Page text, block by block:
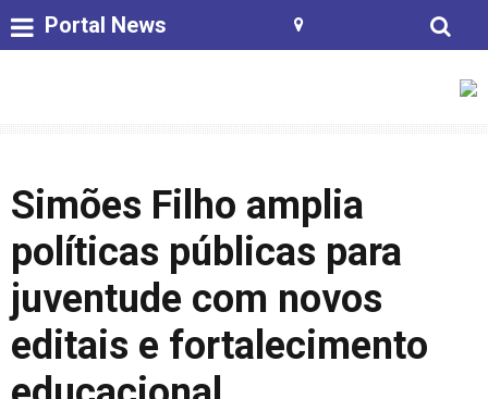
Portal News
Simões Filho amplia
políticas públicas para
juventude com novos
editais e fortalecimento